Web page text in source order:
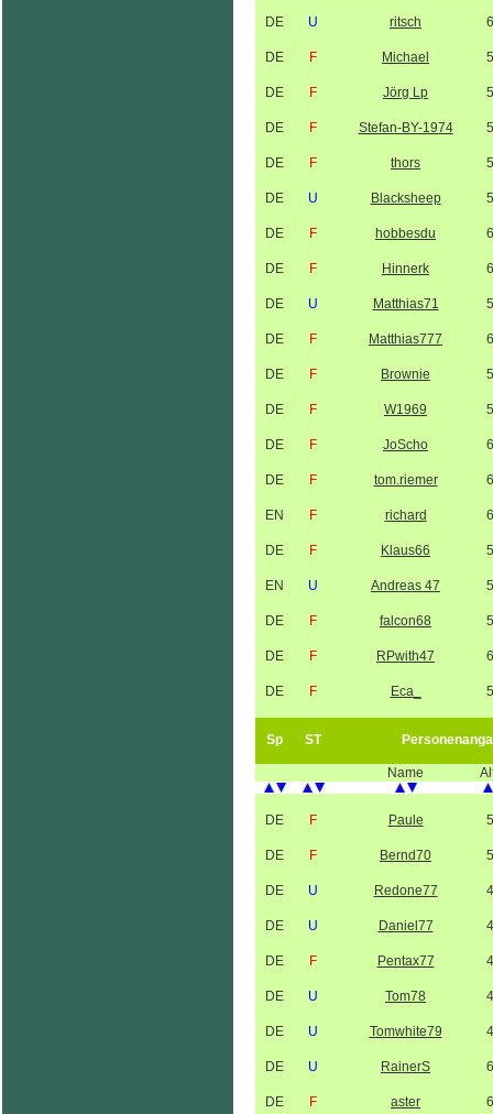
DE U ritsch
DE F Michael
DE F Jörg Lp
DE F Stefan-BY-1974
DE F thors
DE U Blacksheep
DE F hobbesdu
DE F Hinnerk
DE U Matthias71
DE F Matthias777
DE F Brownie
DE F W1969
DE F JoScho
DE F tom.riemer
EN F richard
DE F Klaus66
EN U Andreas 47
DE F falcon68
DE F RPwith47
DE F Eca_
Sp ST
Name
DE F Paule
DE F Bernd70
DE U Redone77
DE U Daniel77
DE F Pentax77
DE U Tom78
DE U Tomwhite79
DE U RainerS
DE F aster